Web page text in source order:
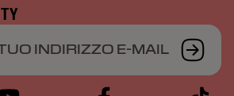
INDIRIZZO E-MAIL